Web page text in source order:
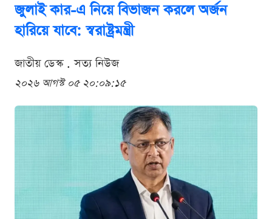
জুলাই কার-এ নিয়ে বিভাজন করলে অর্জন
হারিয়ে যাবে: স্বরাষ্ট্রমন্ত্রী
জাতীয় ডেস্ক . সত্য নিউজ
২০২৬ আগস্ট ০৫ ২০:০৯:১৫